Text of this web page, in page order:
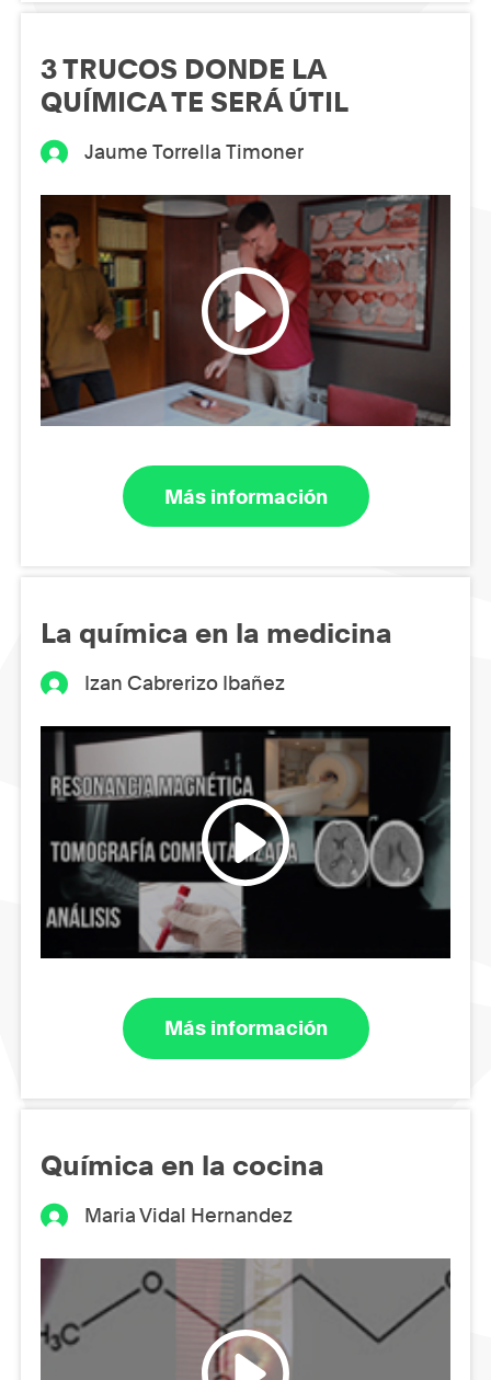
3 TRUCOS DONDE LA
QUÍMICA TE SERÁ ÚTIL
Jaume Torrella Timoner
Más información
La química en la medicina
Izan Cabrerizo Ibañez
Más información
Química en la cocina
Maria Vidal Hernandez